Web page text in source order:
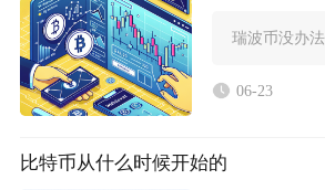
瑞波币没办
06-23
比特币从什么时候开始的